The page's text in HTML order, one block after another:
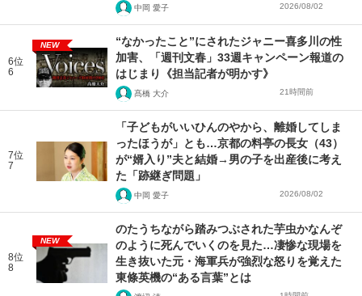
中岡 愛子 2026/08/02
6位
6
NEW
“なかったこと”にされたジャニー喜多川の性
加害、「週刊文春」33週キャンペーン報道の
はじまり《担当記者が明かす》
髙橋 大介 21時間前
7位
7
「子どもがいいひんのやから、離婚してしま
ったほうが」とも…京都の料亭の長女（43）
が“婿入り”夫と結婚→男の子を出産後に考え
た「跡継ぎ問題」
中岡 愛子 2026/08/02
8位
8
NEW
のたうちながら踏みつぶされた芋虫かなんぞ
のように死んでいくのを見た…凄惨な現場を
生き抜いた元・海軍兵が強烈な怒りを覚えた
東條英機の“ある言葉”とは